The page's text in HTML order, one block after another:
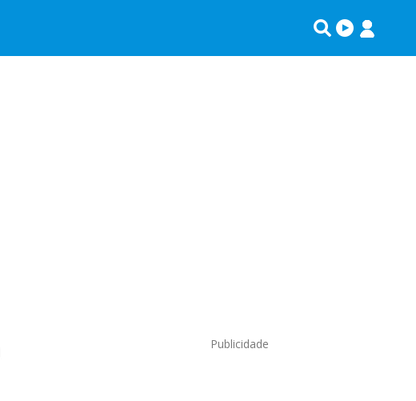
Publicidade